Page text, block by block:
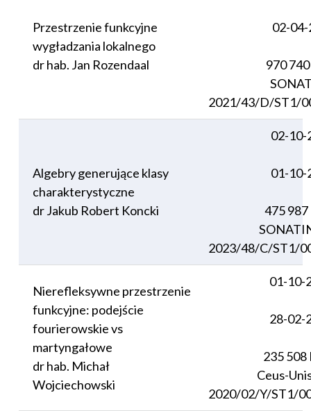
Przestrzenie funkcyjne
wygładzania lokalnego
dr hab. Jan Rozendaal
02-
970
2021/43/D/ST1/
Algebry generujące klasy
charakterystyczne
dr Jakub Robert Koncki
02-10-
01-10-
475 987
2023/48/C/ST1/
Nierefleksywne przestrzenie
funkcyjne: podejście
fourierowskie vs
martyngałowe
dr hab. Michał
Wojciechowski
01-10-
28-02-
235 508
Ceus-
2020/02/Y/ST1/